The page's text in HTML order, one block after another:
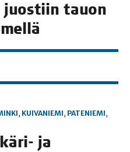
tauon
, KUIVANIEMI, PATENIEMI,
ja